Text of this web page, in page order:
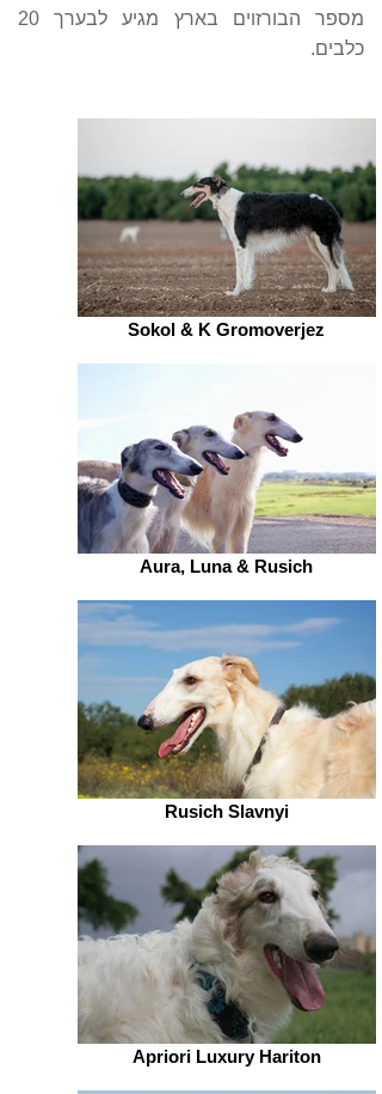
Sokol & K Gromoverjez
Aura, Luna & Rusich
Rusich Slavnyi
Apriori Luxury Hariton
מספר הבורזוים בארץ מגיע לבערך 20
כלבים.